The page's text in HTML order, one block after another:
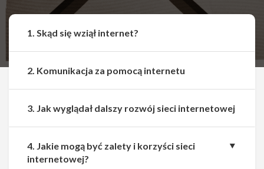
1. Skąd się wziął internet?
2. Komunikacja za pomocą internetu
3. Jak wyglądał dalszy rozwój sieci internetowej
4. Jakie mogą być zalety i korzyści sieci
internetowej?